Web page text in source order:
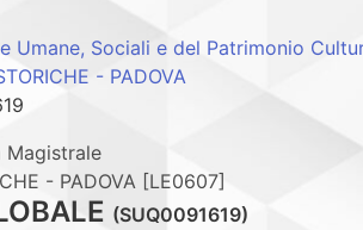
Umane, Sociali e del Patrimonio
- PADOVA
Magistrale
- PADOVA [LE0607]
(SUQ0091619)